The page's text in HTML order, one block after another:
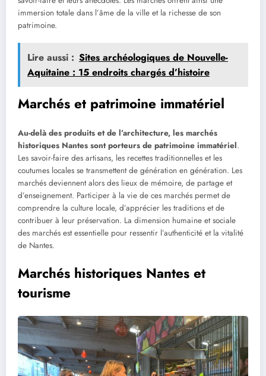
immersion totale dans l’âme de la ville et la richesse de son
patrimoine.
Lire aussi : Sites archéologiques de Nouvelle-
Aquitaine : 15 endroits chargés d’histoire
Marchés et patrimoine immatériel
Au-delà des produits et de l’architecture, les marchés
historiques Nantes sont porteurs de patrimoine immatériel.
Les savoir-faire des artisans, les recettes traditionnelles et les
coutumes locales se transmettent de génération en génération. Les
marchés deviennent alors des lieux de mémoire, de partage et
d’enseignement. Participer à la vie de ces marchés permet de
comprendre la culture locale, d’apprécier les traditions et de
contribuer à leur préservation. La dimension humaine et sociale
des marchés est essentielle pour ressentir l’authenticité et la vitalité
de Nantes.
Marchés historiques Nantes et
tourisme